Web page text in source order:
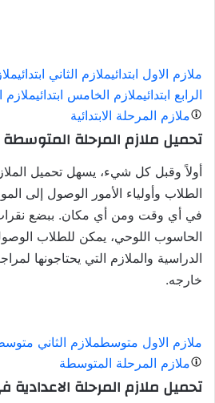
ملازم الاول ابتدائيملازم الثاني ابتدائي
الرابع ابتدائيملازم الخامس ابتدائيملازم
ملازم المرحلة الابتدائية
تحميل ملازم المرحلة
أولاً وقبل كل شيء، يسهل تحميل
الطلاب وأولياء الأمور الوصول إلى
في أي وقت ومن أي مكان. ببضع
الحاسوب اللوحي، يمكن للطلاب
الدراسية والملازم التي يحتاجونها
خارجه.
ملازم الاول متوسطملازم الثاني
ملازم المرحلة المتوسطة
تحميل ملازم المرحلة الاعدادية